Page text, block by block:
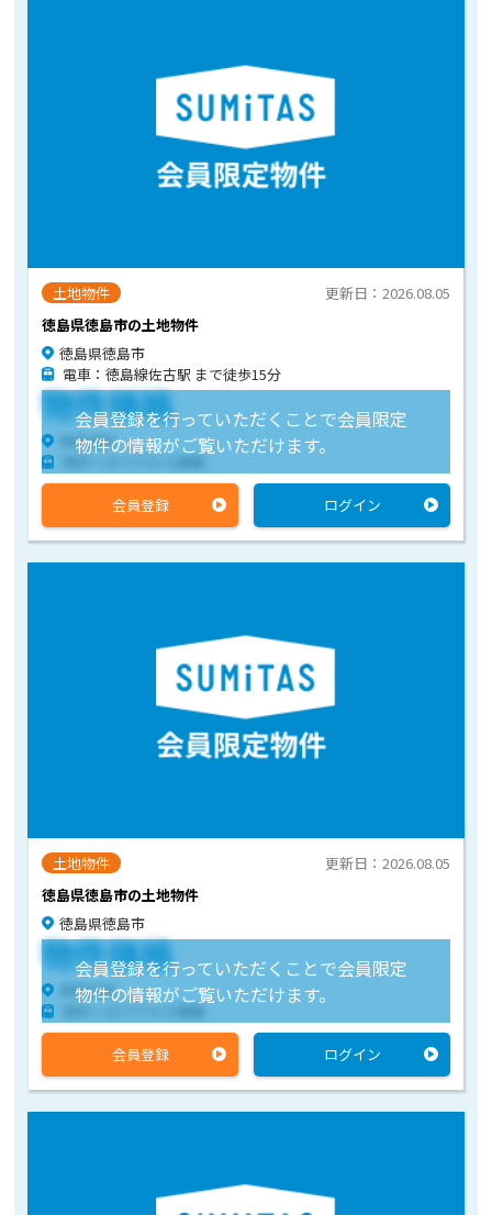
土地物件
徳島県徳島市の土地物件
更新日：2026.08.05
徳島県徳島市
電車：徳島線佐古駅 まで徒歩15分
会員登録を行っていただくことで会員限定
物件の情報がご覧いただけます。
物件価格
物件住所
物件へのアクセス情報
会員登録 ログイン
土地物件
徳島県徳島市の土地物件
更新日：2026.08.05
徳島県徳島市
会員登録を行っていただくことで会員限定
物件の情報がご覧いただけます。
物件価格
物件住所
物件へのアクセス情報
会員登録 ログイン